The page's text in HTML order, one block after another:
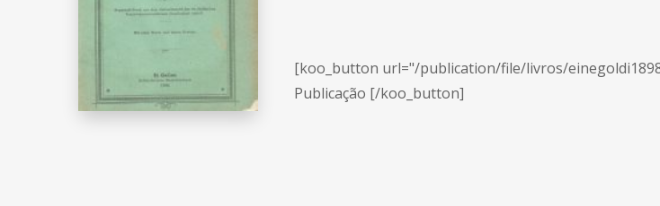
[koo_button url="/publication/file/livros/
Publicação [/koo_button]